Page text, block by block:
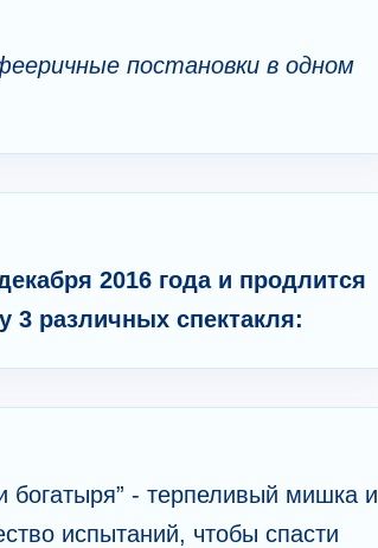
постановки в одном
2016 года и продлится
3 различных спектакля:
- терпеливый мишка и
испытаний, чтобы спасти